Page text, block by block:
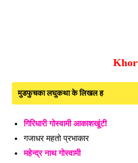
मुडफुचका लघुकथा के लिखल ह
गिरिधारी गोस्वामी आकाशखूंटी
गजाधर महतो प्रभाकार
महेन्द्र नाथ गोस्वामी